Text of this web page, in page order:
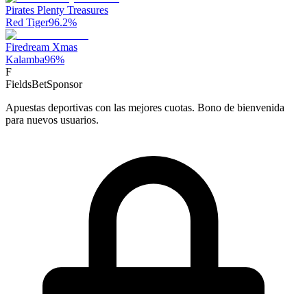
Pirates Plenty Treasures
Red Tiger96.2%
Firedream Xmas
Kalamba96%
F
FieldsBetSponsor
Apuestas deportivas con las mejores cuotas. Bono de bienvenida
para nuevos usuarios.